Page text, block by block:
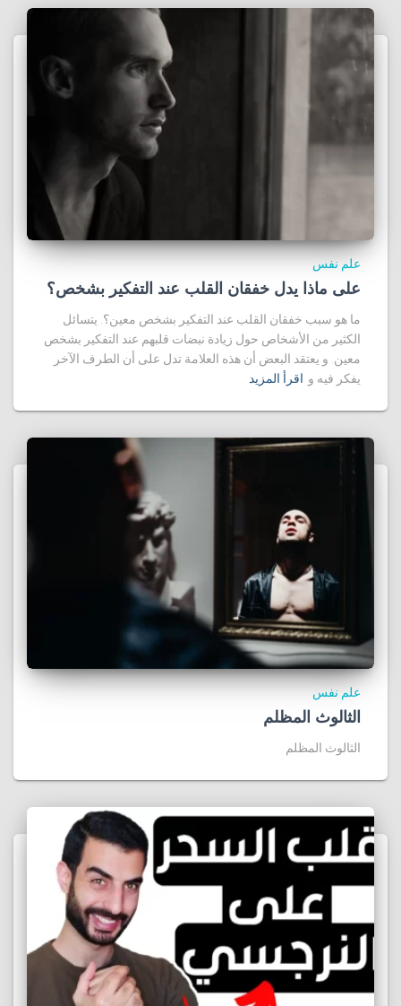
علم نفس
على ماذا يدل خفقان القلب عند التفكير بشخص؟
ما هو سبب خفقان القلب عند التفكير بشخص معين؟. يتسائل
الكثير من الأشخاص حول زيادة نبضات قلبهم عند التفكير بشخص
معين. و يعتقد البعض أن هذه العلامة تدل على أن الطرف الآخر
يفكر فيه و اقرأ المزيد
علم نفس
الثالوث المظلم
الثالوث المظلم